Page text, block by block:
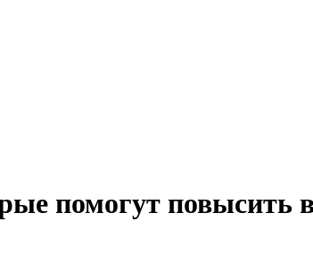
помогут повысить